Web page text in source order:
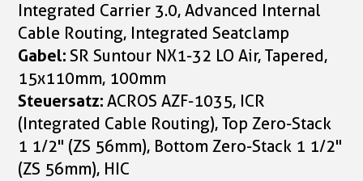
Integrated Carrier 3.0, Advanced Internal
Cable Routing, Integrated Seatclamp
Gabel:SR Suntour NX1-32 LO Air, Tapered,
15x110mm, 100mm
Steuersatz:ACROS AZF-1035, ICR
(Integrated Cable Routing), Top Zero-Stack
1 1/2" (ZS 56mm), Bottom Zero-Stack 1 1/2"
(ZS 56mm), HIC